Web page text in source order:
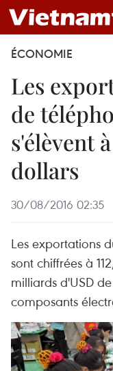
ÉCONOMIE
Les
de
s'élèvent
dollars
30/08/2016 02:35
Les exportations
sont chiffrées à
milliards d'USD
composants